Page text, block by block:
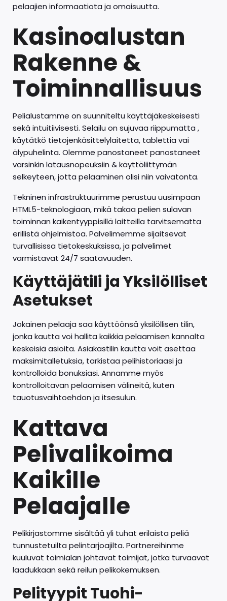
pelaajien informaatiota ja omaisuutta.
Kasinoalustan
Rakenne &
Toiminnallisuus
Pelialustamme on suunniteltu käyttäjäkeskeisesti
sekä intuitiivisesti. Selailu on sujuvaa riippumatta ,
käytätkö tietojenkäsittelylaitetta, tablettia vai
älypuhelinta. Olemme panostaneet panostaneet
varsinkin latausnopeuksiin & käyttöliittymän
selkeyteen, jotta pelaaminen olisi niin vaivatonta.
Tekninen infrastruktuurimme perustuu uusimpaan
HTML5-teknologiaan, mikä takaa pelien sulavan
toiminnan kaikentyyppisillä laitteilla tarvitsematta
erillistä ohjelmistoa. Palvelimemme sijaitsevat
turvallisissa tietokeskuksissa, ja palvelimet
varmistavat 24/7 saatavuuden.
Käyttäjätili ja Yksilölliset
Asetukset
Jokainen pelaaja saa käyttöönsä yksilöllisen tilin,
jonka kautta voi hallita kaikkia pelaamisen kannalta
keskeisiä asioita. Asiakastilin kautta voit asettaa
maksimitalletuksia, tarkistaa pelihistoriaasi ja
kontrolloida bonuksiasi. Annamme myös
kontrolloitavan pelaamisen välineitä, kuten
tauotusvaihtoehdon ja itsesulun.
Kattava
Pelivalikoima
Kaikille
Pelaajalle
Pelikirjastomme sisältää yli tuhat erilaista peliä
tunnustetuilta pelintarjoajilta. Partnereihinme
kuuluvat toimialan johtavat toimijat, jotka turvaavat
laadukkaan sekä reilun pelikokemuksen.
Pelityypit Tuohi-